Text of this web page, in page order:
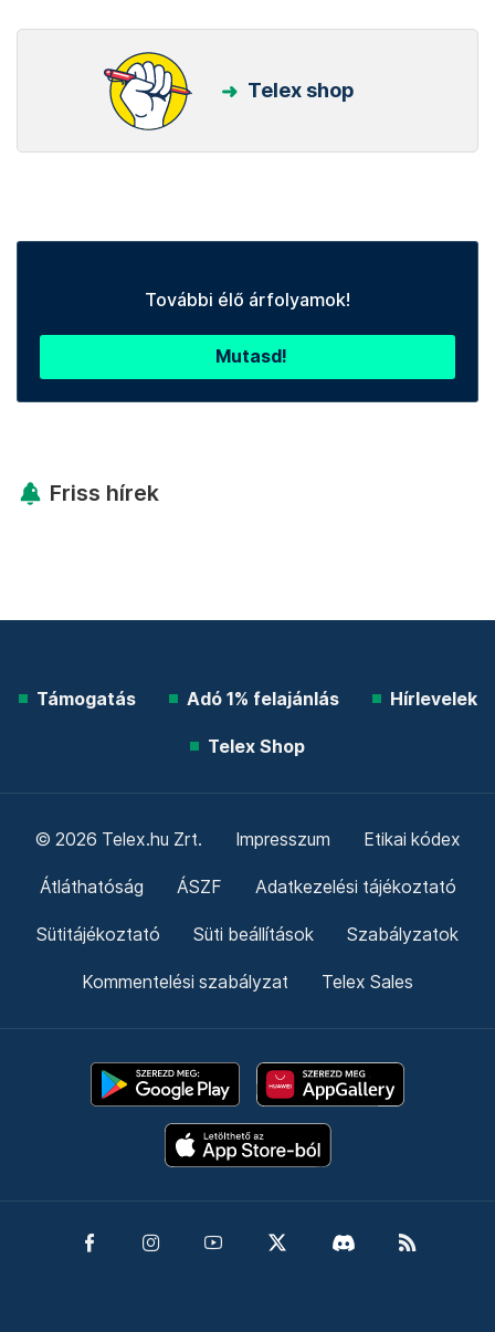
Telex shop
További élő árfolyamok!
Mutasd!
Friss hírek
Támogatás Adó 1% felajánlás Hírlevelek
Telex Shop
© 2026 Telex.hu Zrt. Impresszum Etikai kódex
Átláthatóság ÁSZF Adatkezelési tájékoztató
Sütitájékoztató Süti beállítások Szabályzatok
Kommentelési szabályzat Telex Sales